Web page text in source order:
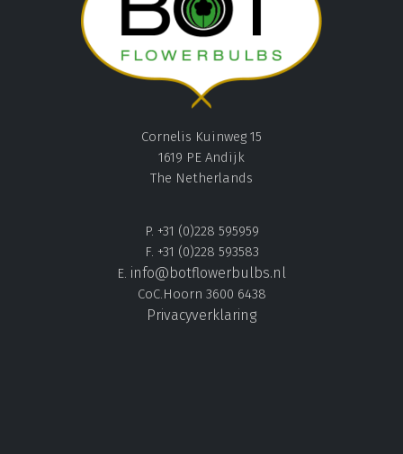
Cornelis Kuinweg 15
1619 PE Andijk
The Netherlands
P. +31 (0)228 595959
F. +31 (0)228 593583
E. info@botflowerbulbs.nl
CoC.Hoorn 3600 6438
Privacyverklaring